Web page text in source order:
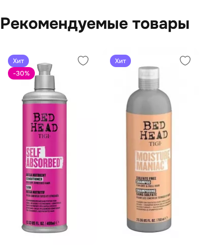
Рекомендуемые товары
Хит
-30%
Хит